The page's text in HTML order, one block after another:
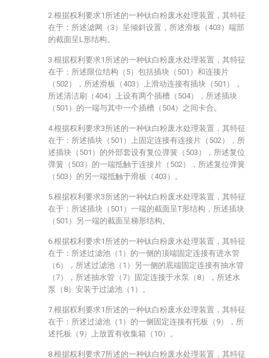
2.根据权利要求1所述的一种钛白粉废水处理装置，其特征
在于：所述滤网（3）呈倾斜设置，所述滑板（403）端部
的截面呈L形结构。
3.根据权利要求1所述的一种钛白粉废水处理装置，其特征
在于：所述限位结构（5）包括插块（501）和连接片
（502），所述滑板（403）上滑动连接有插块（501），
所述清洁刷（404）上设有两个插槽（504），所述插块
（501）的一端与其中一个插槽（504）之间卡合。
4.根据权利要求3所述的一种钛白粉废水处理装置，其特征
在于：所述插块（501）上固定连接有连接片（502），所
述插块（501）的外部套设有复位弹簧（503），所述复位
弹簧（503）的一端抵触于连接片（502），所述复位弹簧
（503）的另一端抵触于滑板（403）。
5.根据权利要求3所述的一种钛白粉废水处理装置，其特征
在于：所述插块（501）一端的截面呈T形结构，所述插块
（501）另一端的截面呈梯形结构。
6.根据权利要求1所述的一种钛白粉废水处理装置，其特征
在于：所述过滤池（1）的一侧的顶端固定连接有进水管
（6），所述过滤池（1）另一侧的底端固定连接有抽水管
（7），所述抽水管（7）固定连接于水泵（8），所述水
泵（8）安装于过滤池（1）。
7.根据权利要求1所述的一种钛白粉废水处理装置，其特征
在于：所述过滤池（1）的一侧固定连接有托板（9），所
述托板（9）上放置有收集箱（10）。
8.根据权利要求7所述的一种钛白粉废水处理装置，其特征